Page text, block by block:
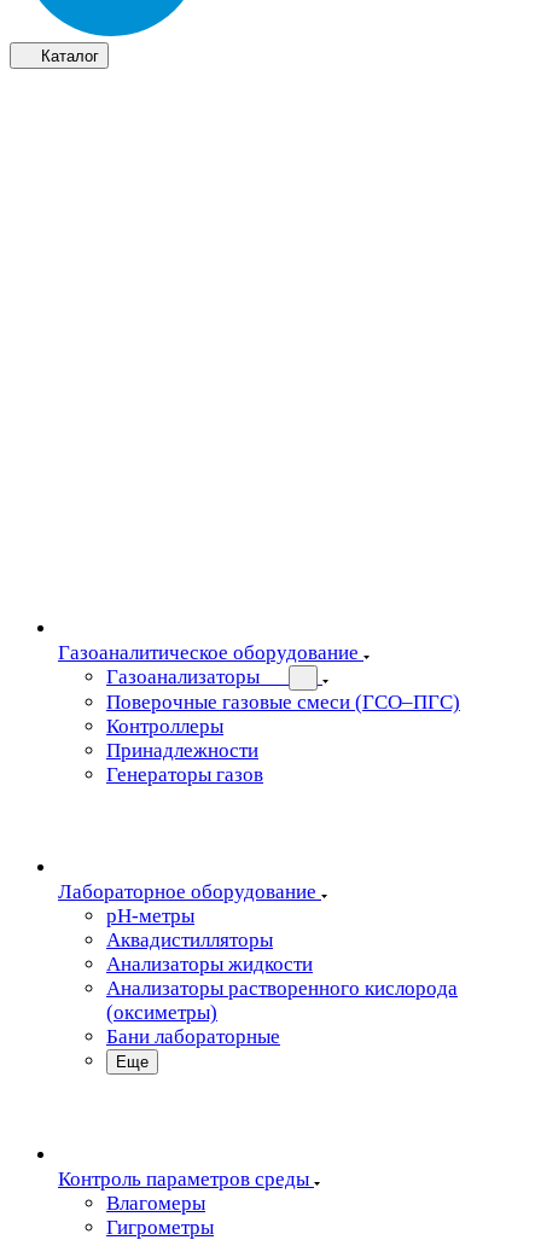
Каталог
Газоаналитическое оборудование
Газоанализаторы
Поверочные газовые смеси (ГСО–ПГС)
Контроллеры
Принадлежности
Генераторы газов
Лабораторное оборудование
pH-метры
Аквадистилляторы
Анализаторы жидкости
Анализаторы растворенного кислорода
(оксиметры)
Бани лабораторные
Еще
Контроль параметров среды
Влагомеры
Гигрометры